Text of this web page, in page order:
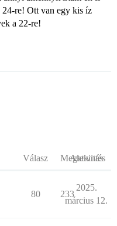
re! Ott van egy kis íz
a 22-re!
Válasz Megtekintés
Aktivitás
80 233
2025.
március 12.